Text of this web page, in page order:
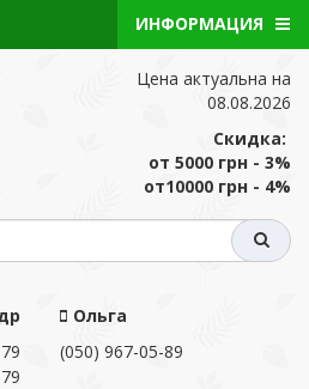
ИНФОРМАЦИЯ
Ольга
(050) 967-05-89
Цена актуальна на
08.08.2026
Скидка:
от 5000 грн - 3%
от10000 грн - 4%